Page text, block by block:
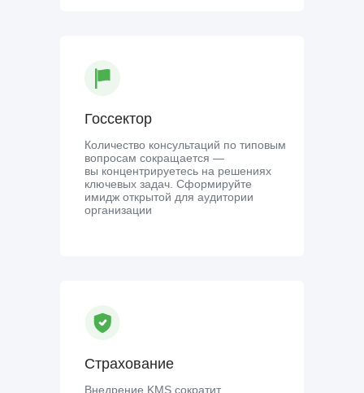
Страхование
Внедрение KMS сократит
Госсектор
Количество консультаций по типовым
вопросам сокращается —
вы концентрируетесь на решениях
ключевых задач. Сформируйте
имидж открытой для аудитории
организации